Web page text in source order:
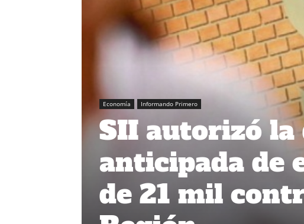
Economía Informando Primero
SII autorizó la
anticipada de
de 21 mil